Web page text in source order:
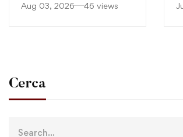
Aug 03, 2026 46 views
Cerca